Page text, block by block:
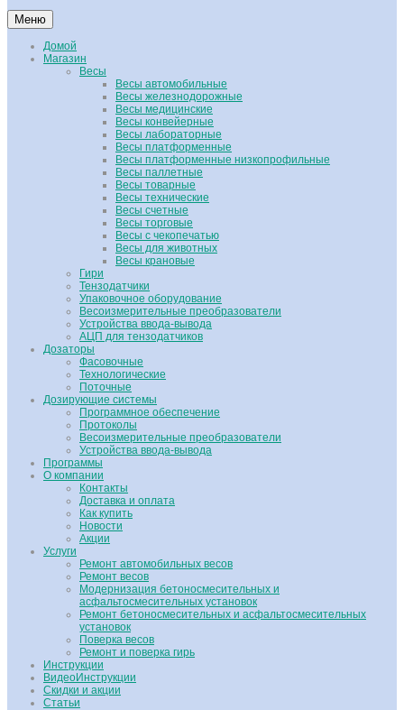
Меню
Домой
Магазин
Весы
Весы автомобильные
Весы железнодорожные
Весы медицинские
Весы конвейерные
Весы лабораторные
Весы платформенные
Весы платформенные низкопрофильные
Весы паллетные
Весы товарные
Весы технические
Весы счетные
Весы торговые
Весы с чекопечатью
Весы для животных
Весы крановые
Гири
Тензодатчики
Упаковочное оборудование
Весоизмерительные преобразователи
Устройства ввода-вывода
АЦП для тензодатчиков
Дозаторы
Фасовочные
Технологические
Поточные
Дозирующие системы
Программное обеспечение
Протоколы
Весоизмерительные преобразователи
Устройства ввода-вывода
Программы
О компании
Контакты
Доставка и оплата
Как купить
Новости
Акции
Услуги
Ремонт автомобильных весов
Ремонт весов
Модернизация бетоносмесительных и
асфальтосмесительных установок
Ремонт бетоносмесительных и асфальтосмесительных
установок
Поверка весов
Ремонт и поверка гирь
Инструкции
ВидеоИнструкции
Скидки и акции
Статьи